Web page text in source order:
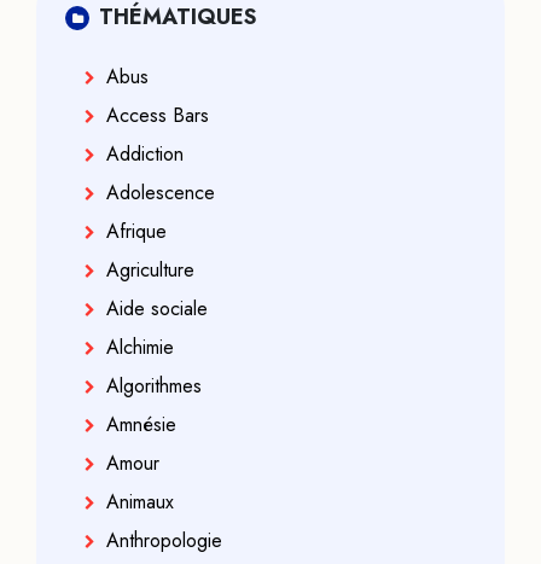
THÉMATIQUES
Abus
Access Bars
Addiction
Adolescence
Afrique
Agriculture
Aide sociale
Alchimie
Algorithmes
Amnésie
Amour
Animaux
Anthropologie